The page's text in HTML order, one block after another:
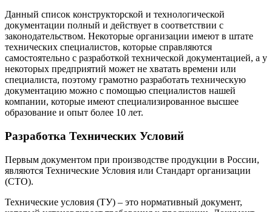
Данный список конструкторской и технологической
документации полный и действует в соответствии с
законодательством. Некоторые организации имеют в штате
технических специалистов, которые справляются
самостоятельно с разработкой технической документацией, а у
некоторых предприятий может не хватать времени или
специалиста, поэтому грамотно разработать техническую
документацию можно с помощью специалистов нашей
компании, которые имеют специализированное высшее
образование и опыт более 10 лет.
Разработка Технических Условий
Первым документом при производстве продукции в России,
являются Технические Условия или Стандарт организации
(СТО).
Технические условия (ТУ) – это нормативный документ,